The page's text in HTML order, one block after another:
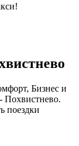
Бизнес и
Похвистнево.
поездки